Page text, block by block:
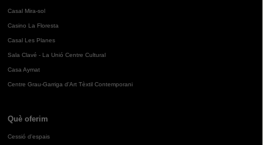
Casal Mira-sol
Casino La Floresta
Casal Les Planes
Sala Clavé - La Unió Centre Cultural
Casa Aymat
Centre Grau-Garriga d'Art Tèxtil Contemporani
Què oferim
Cessió d'espais